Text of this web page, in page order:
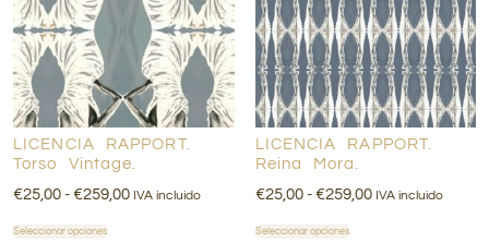
LICENCIA RAPPORT.
Torso Vintage.
€25,00 - €259,00 IVA incluido
Seleccionar opciones
LICENCIA RAPPORT.
Reina Mora.
€25,00 - €259,00 IVA incluido
Seleccionar opciones